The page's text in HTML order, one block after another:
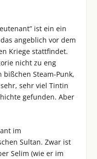
ist ein ein
angeblich vor dem
Kriege stattfindet.
nicht zu eng
bißchen Steam-Punk,
sehr viel Tintin
gefunden. Aber
im
Sultan. Zwar ist
Selim (wie er im